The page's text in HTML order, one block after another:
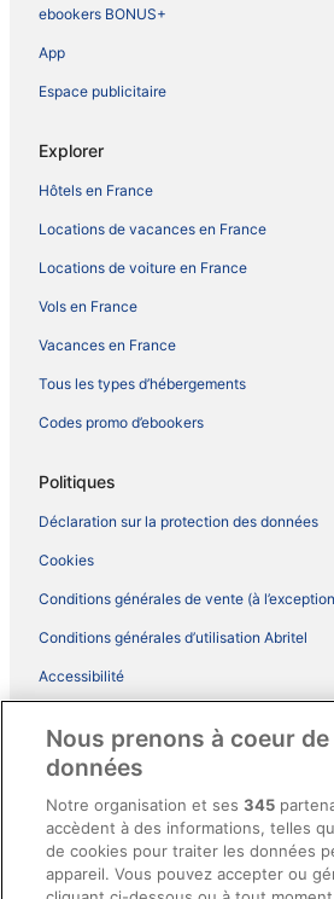
ebookers BONUS+
App
Espace publicitaire
Explorer
Hôtels en France
Locations de vacances en France
Locations de voiture en France
Vols en France
Vacances en France
Tous les types d’hébergements
Codes promo d’ebookers
Politiques
Déclaration sur la protection des données
Cookies
Conditions générales de vente (à
Conditions générales d’utilisation Abritel
Accessibilité
Conditions générales du programme
Directives de contenu et signalement de
Aide
Nous prenons à coeur
données
Notre organisation et ses345
accèdent à des informations, telles
de cookies pour traiter les données
appareil. Vous pouvez accepter ou